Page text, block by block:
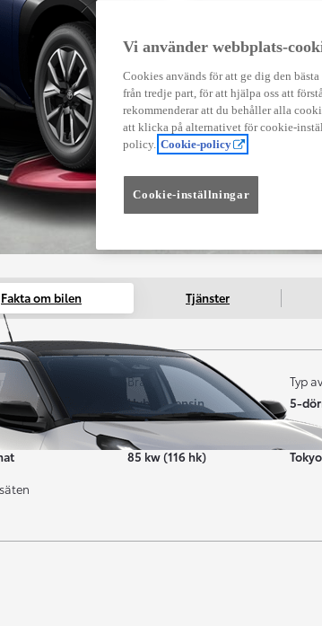
Fakta om bilen Tjänster
Bränsle
Hybrid Bensin
Typ
5-
Effekt
85 kw (116 hk)
Färg
Vi använder webbplats-
Cookies används för att ge dig den
från tredje part, för att hjälpa oss att
rekommenderar att du behåller alla
att klicka på alternativet för cookie-
policy. Cookie-policy
Cookie-inställningar